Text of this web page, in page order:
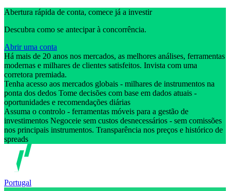
Abertura rápida de conta, comece já a investir
Descubra como se antecipar à concorrência.
Abrir uma conta
Há mais de 20 anos nos mercados, as melhores análises, ferramentas
modernas e milhares de clientes satisfeitos. Invista com uma
corretora premiada.
Tenha acesso aos mercados globais - milhares de instrumentos na
ponta dos dedos Tome decisões com base em dados atuais -
oportunidades e recomendações diárias
Assuma o controlo - ferramentas móveis para a gestão de
investimentos Negoceie sem custos desnecessários - sem comissões
nos principais instrumentos. Transparência nos preços e histórico de
spreads
Portugal